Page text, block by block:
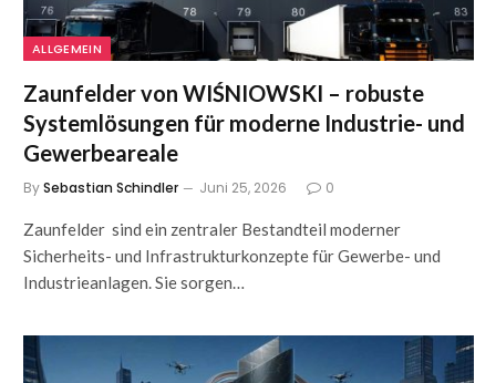
ALLGEMEIN
Zaunfelder von WIŚNIOWSKI – robuste
Systemlösungen für moderne Industrie- und
Gewerbeareale
BySebastian Schindler Juni 25, 2026 0
Zaunfelder sind ein zentraler Bestandteil moderner
Sicherheits- und Infrastrukturkonzepte für Gewerbe- und
Industrieanlagen. Sie sorgen…